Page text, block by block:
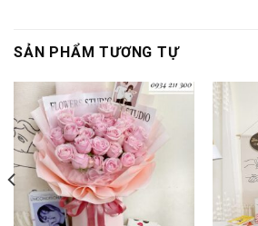
SẢN PHẨM TƯƠNG TỰ